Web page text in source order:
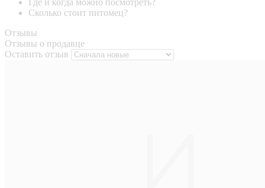
Где и когда можно посмотреть?
Сколько стоит питомец?
Отзывы
Отзывы о продавце
Оставить отзыв